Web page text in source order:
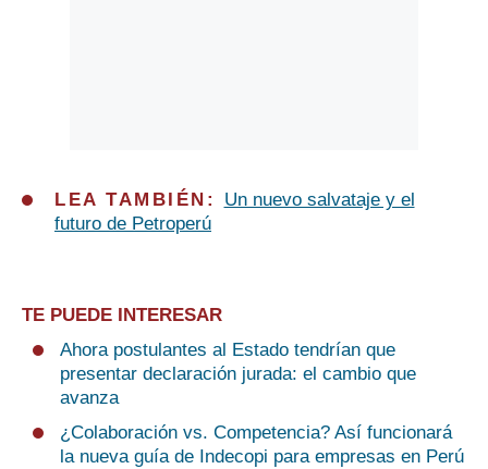
LEA TAMBIÉN: Un nuevo salvataje y el
futuro de Petroperú
TE PUEDE INTERESAR
Ahora postulantes al Estado tendrían que
presentar declaración jurada: el cambio que
avanza
¿Colaboración vs. Competencia? Así funcionará
la nueva guía de Indecopi para empresas en Perú